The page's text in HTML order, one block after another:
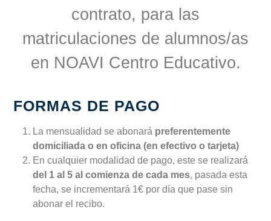
contrato, para las
matriculaciones de alumnos/as
en NOAVI Centro Educativo.
FORMAS DE PAGO
La mensualidad se abonará preferentemente
domiciliada o en oficina (en efectivo o tarjeta)
En cualquier modalidad de pago, este se realizará
del 1 al 5 al comienza de cada mes, pasada esta
fecha, se incrementará 1€ por día que pase sin
abonar el recibo.